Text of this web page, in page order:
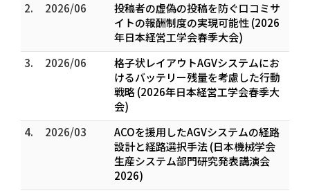
2.
2026/06
投稿者の虚偽の投稿を防ぐ口コミサ
イトの報酬制度の実現可能性 (2026
年日本経営工学会春季大会)
3.
2026/06
格子状レイアウトAGVシステムにお
けるバッテリー残量を考慮した行動
戦略 (2026年日本経営工学会春季大
会)
4.
2026/03
ACOを援用したAGVシステムの経路
設計と経路選択手法 (日本機械学会
生産システム部門研究発表講演会
2026)